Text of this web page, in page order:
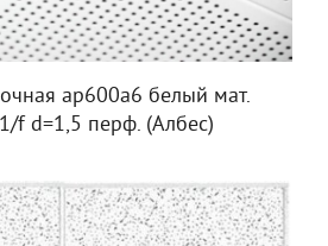
ap600a6 белый мат.
f d=1,5 перф. (Албес)